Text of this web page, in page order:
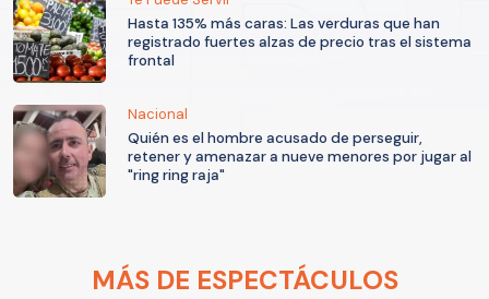
Hasta 135% más caras: Las verduras que han
registrado fuertes alzas de precio tras el sistema
frontal
Nacional
Quién es el hombre acusado de perseguir,
retener y amenazar a nueve menores por jugar al
"ring ring raja"
MÁS DE ESPECTÁCULOS